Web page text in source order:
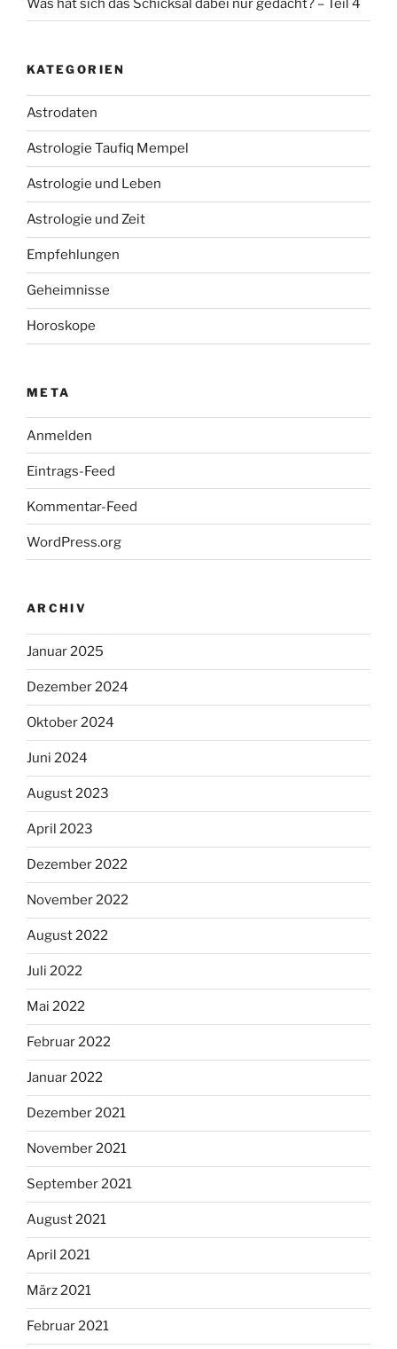
KATEGORIEN
Astrodaten
Astrologie Taufiq Mempel
Astrologie und Leben
Astrologie und Zeit
Empfehlungen
Geheimnisse
Horoskope
META
Anmelden
Eintrags-Feed
Kommentar-Feed
WordPress.org
ARCHIV
Januar 2025
Dezember 2024
Oktober 2024
Juni 2024
August 2023
April 2023
Dezember 2022
November 2022
August 2022
Juli 2022
Mai 2022
Februar 2022
Januar 2022
Dezember 2021
November 2021
September 2021
August 2021
April 2021
März 2021
Februar 2021